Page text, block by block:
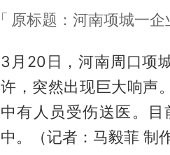
原标题：河南项城一
3月20日，河南周口项
许，突然出现巨大响声
中有人员受伤送医。
中。（记者：马毅菲 制